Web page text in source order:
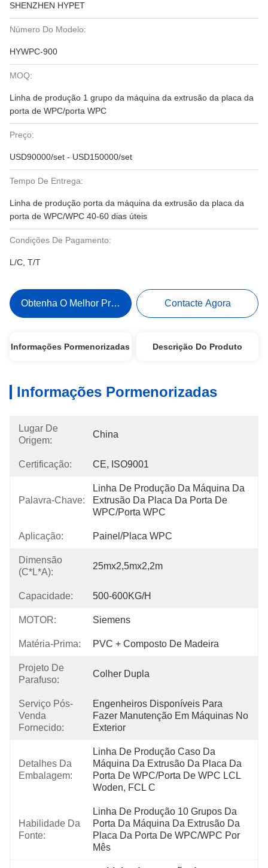
SHENZHEN HYPET
Número Do Modelo:
HYWPC-900
MOQ:
Linha de produção 1 grupo da máquina da extrusão da placa da
porta de WPC/porta WPC
Preço:
USD90000/set - USD150000/set
Tempo De Entrega:
Linha de produção porta da máquina da extrusão da placa da
porta de WPC/WPC 40-60 dias úteis
Condições De Pagamento:
L/C, T/T
Obtenha O Melhor Preço Contacte Agora
Informações Pormenorizadas Descrição Do Produto
Informações Pormenorizadas
Lugar De
Origem:
China
Certificação: CE, ISO9001
Palavra-Chave:
Linha De Produção Da Máquina Da
Extrusão Da Placa Da Porta De
WPC/porta WPC
Aplicação: Painel/placa WPC
Dimensão
(C*L*A):
25mx2,5mx2,2m
Capacidade: 500-600KG/H
MOTOR: Siemens
Matéria-Prima: PVC + Composto De Madeira
Projeto De
Parafuso:
Colher Dupla
Serviço Pós-
Venda
Fornecido:
Engenheiros Disponíveis Para
Fazer Manutenção Em Máquinas No
Exterior
Detalhes Da
Embalagem:
Linha De Produção Caso Da
Máquina Da Extrusão Da Placa Da
Porta De WPC/porta De WPC LCL
Woden, FCL C
Habilidade Da
Fonte:
Linha De Produção 10 Grupos Da
Porta Da Máquina Da Extrusão Da
Placa Da Porta De WPC/WPC Por
Mês